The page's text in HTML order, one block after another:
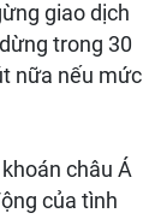
giao dịch
trong 30
nữa nếu mức
châu Á
của tình